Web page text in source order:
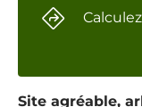
Site agréable,